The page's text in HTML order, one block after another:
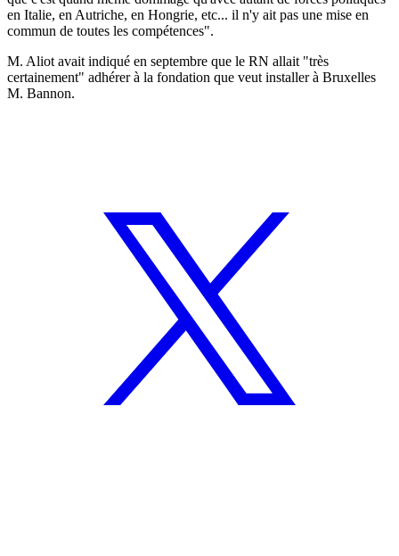
en Italie, en Autriche, en Hongrie, etc... il n'y ait pas une mise en
commun de toutes les compétences".
M. Aliot avait indiqué en septembre que le RN allait "très
certainement" adhérer à la fondation que veut installer à Bruxelles
M. Bannon.